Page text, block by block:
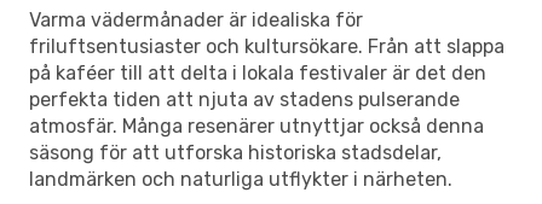
Varma vädermånader är idealiska för
friluftsentusiaster och kultursökare. Från att slappa
på kaféer till att delta i lokala festivaler är det den
perfekta tiden att njuta av stadens pulserande
atmosfär. Många resenärer utnyttjar också denna
säsong för att utforska historiska stadsdelar,
landmärken och naturliga utflykter i närheten.